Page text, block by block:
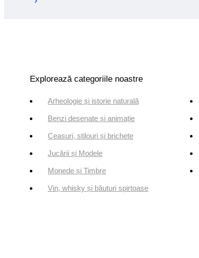
Explorează categoriile noastre
Arheologie și istorie naturală
Benzi desenate și animație
Ceasuri, stilouri și brichete
Jucării și Modele
Monede și Timbre
Vin, whisky și băuturi spirtoase